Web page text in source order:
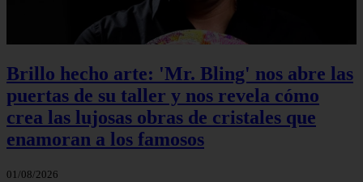
Brillo hecho arte: 'Mr. Bling' nos abre las
puertas de su taller y nos revela cómo
crea las lujosas obras de cristales que
enamoran a los famosos
01/08/2026